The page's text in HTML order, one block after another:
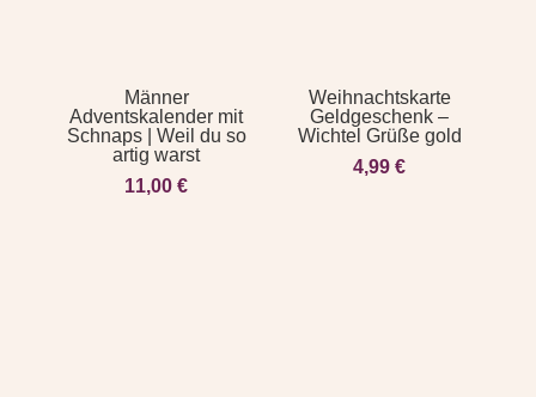
Männer
Adventskalender mit
Schnaps | Weil du so
artig warst
11,00€
Weihnachtskarte
Geldgeschenk –
Wichtel Grüße gold
4,99€